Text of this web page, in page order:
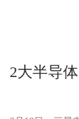
2大半导